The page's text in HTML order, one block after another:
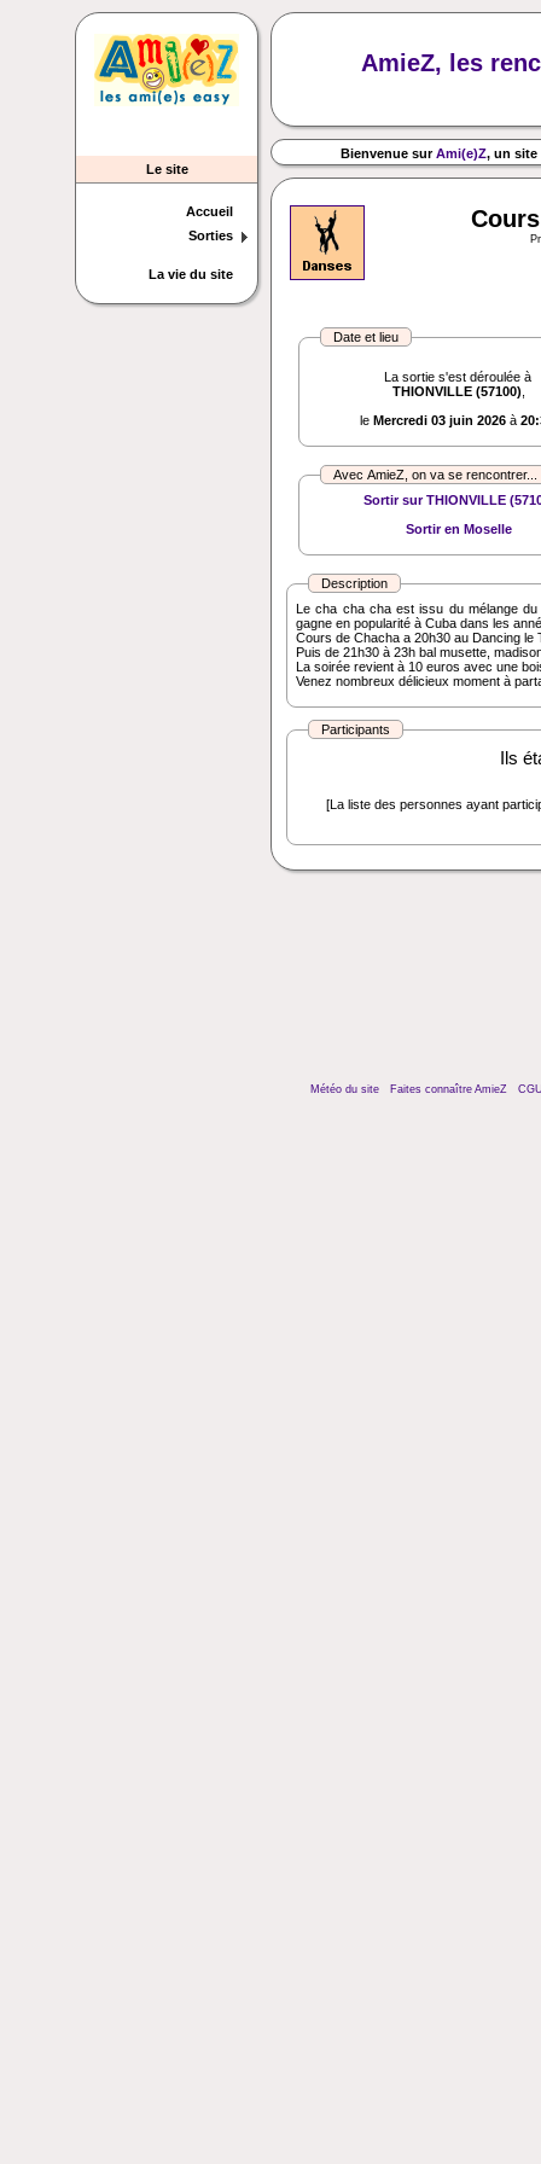
Le site
Accueil
Sorties
La vie du site
AmieZ, les
Bienvenue surAmi(e)Z, un site
Date et lieu
La sortie s'est déroulée à
THIONVILLE (57100)
le Mercredi 03 juin 2026 à
Avec AmieZ, on va se rencontrer...
Sortir sur THIONVILLE
Sortir en Moselle
Description
Le cha cha cha est issu du mélange
gagne en popularité à Cuba dans les
Cours de Chacha a 20h30 au Dancing le
Puis de 21h30 à 23h bal musette,
La soirée revient à 10 euros avec une
Venez nombreux délicieux moment à
Participants
Ils
[La liste des personnes ayant
Météo du site Faites connaître AmieZ